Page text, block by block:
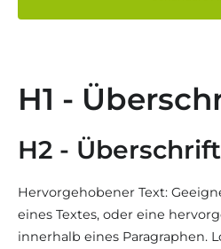
H1 -
H2 -
Hervorgehobener Text:
eines Textes, oder eine
innerhalb eines Paragraphen.